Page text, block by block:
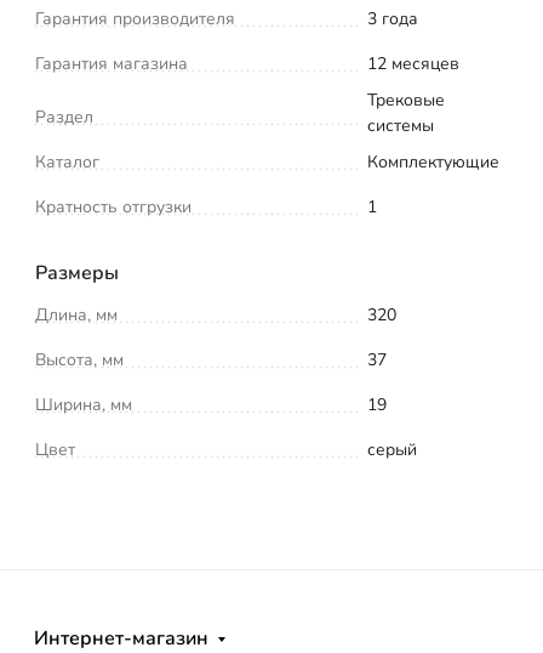
Гарантия производителя
3 года
Гарантия магазина
12 месяцев
Раздел
Трековые
системы
Каталог
Комплектующие
Кратность отгрузки
1
Размеры
Длина, мм
320
Высота, мм
37
Ширина, мм
19
Цвет
серый
Интернет-магазин